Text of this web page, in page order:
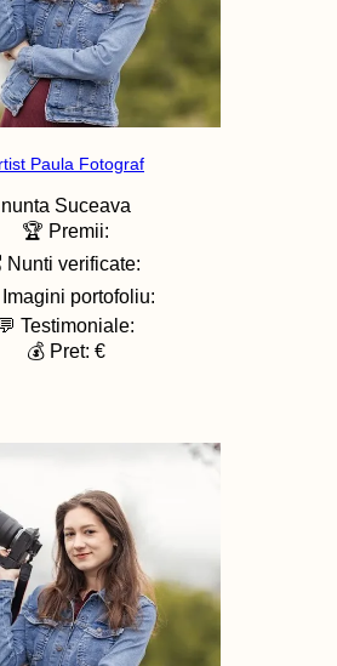
Paula Fotograf
nunta Suceava
🏆 Premii:
Nunti verificate:
portofoliu:
💬 Testimoniale:
💰 Pret: €